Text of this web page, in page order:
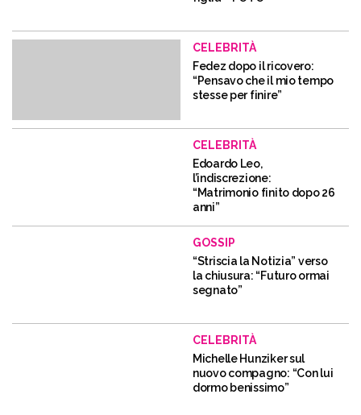
CELEBRITÀ
Fedez dopo il ricovero:
“Pensavo che il mio tempo
stesse per finire”
CELEBRITÀ
Edoardo Leo,
l’indiscrezione:
“Matrimonio finito dopo 26
anni”
GOSSIP
“Striscia la Notizia” verso
la chiusura: “Futuro ormai
segnato”
CELEBRITÀ
Michelle Hunziker sul
nuovo compagno: “Con lui
dormo benissimo”